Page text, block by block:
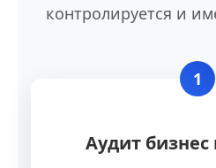
контролируется и
1
Аудит бизнес